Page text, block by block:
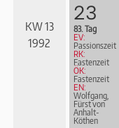
KW 13
1992
23
83. Tag
EV:
Passionszeit
RK:
Fastenzeit
ÖK:
Fastenzeit
EN:
Wolfgang,
Fürst von
Anhalt-
Köthen